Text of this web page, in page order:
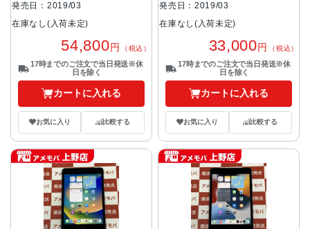
発売日：2019/03
在庫なし(入荷未定)
54,800円 （税込）
17時までのご注文で当日発送※休
日を除く
カートに入れる
お気に入り 比較する
発売日：2019/03
在庫なし(入荷未定)
33,000円 （税込）
17時までのご注文で当日発送※休
日を除く
カートに入れる
お気に入り 比較する